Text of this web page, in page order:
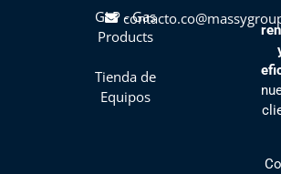
GLP - Gas
Products
Tienda de
Equipos